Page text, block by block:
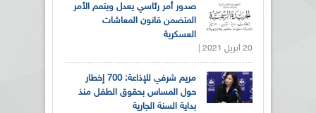
صدور أمر رئاسي يعدل ويتمم الأمر
المتضمن قانون المعاشات
العسكرية
20 أبريل 2021 |
مريم شرفي للإذاعة: 700 إخطار
حول المساس بحقوق الطفل منذ
بداية السنة الجارية